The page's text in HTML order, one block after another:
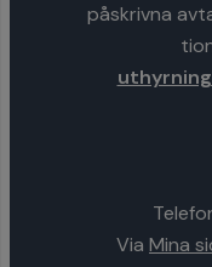
påskrivna
Via Mina